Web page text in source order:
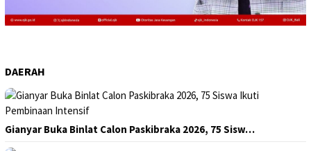
DAERAH
Gianyar Buka Binlat Calon Paskibraka 2026, 75 Sisw…